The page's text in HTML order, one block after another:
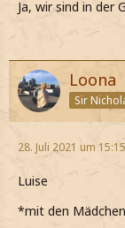
Ja, wir sind in der
Loona
Sir
28. Juli 2021 um 15:15
Luise
*mit den